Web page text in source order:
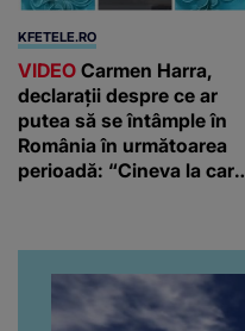
KFETELE.RO
VIDEO Carmen Harra,
declarații despre ce ar
putea să se întâmple în
România în următoarea
perioadă: “Cineva la care